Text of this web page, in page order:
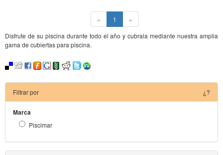
« 1 (current)
»
Disfrute de su piscina durante todo el año y cubrala mediante nuestra amplia
gama de cubiertas para piscina.
Filtrar por ¿?
Marca
Piscimar